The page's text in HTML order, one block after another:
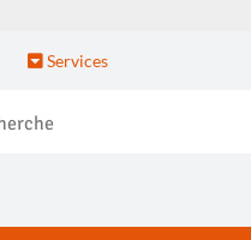
Services